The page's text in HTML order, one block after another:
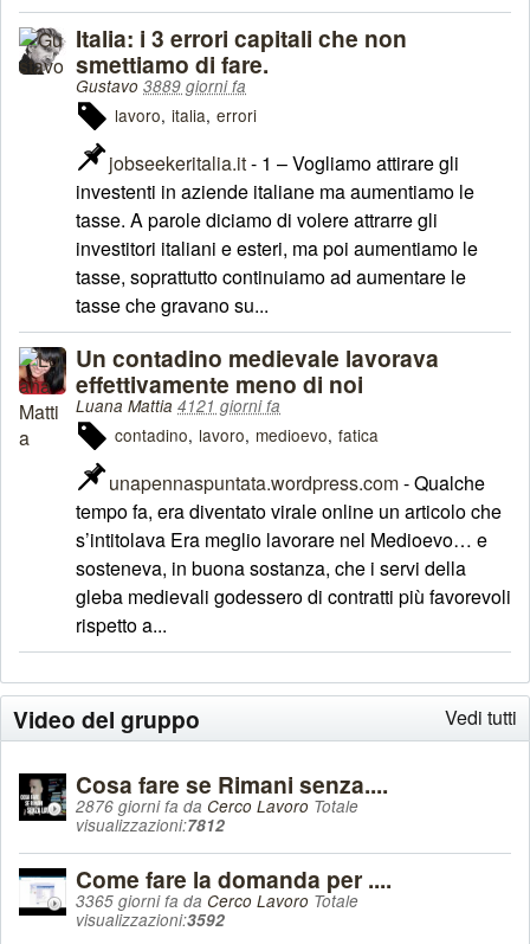
Italia: i 3 errori capitali che non
smettiamo di fare.
Gustavo 3889 giorni fa
lavoro italia errori
jobseekeritalia.it- 1 – Vogliamo attirare gli
investenti in aziende italiane ma aumentiamo le
tasse. A parole diciamo di volere attrarre gli
investitori italiani e esteri, ma poi aumentiamo le
tasse, soprattutto continuiamo ad aumentare le
tasse che gravano su...
Un contadino medievale lavorava
effettivamente meno di noi
Luana Mattia 4121 giorni fa
contadino lavoro medioevo fatica
unapennaspuntata.wordpress.com- Qualche
tempo fa, era diventato virale online un articolo che
s’intitolava Era meglio lavorare nel Medioevo… e
sosteneva, in buona sostanza, che i servi della
gleba medievali godessero di contratti più favorevoli
rispetto a...
Vedi tutti
Video del gruppo
Cosa fare se Rimani senza....
2876 giorni fa da Cerco Lavoro Totale
visualizzazioni:7812
Come fare la domanda per ....
3365 giorni fa da Cerco Lavoro Totale
visualizzazioni:3592